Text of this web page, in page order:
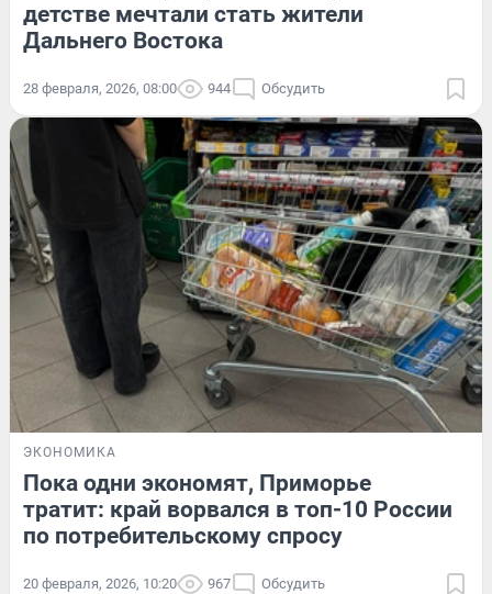
детстве мечтали стать жители
Дальнего Востока
28 февраля, 2026, 08:00 944 Обсудить
ЭКОНОМИКА
Пока одни экономят, Приморье
тратит: край ворвался в топ-10 России
по потребительскому спросу
20 февраля, 2026, 10:20 967 Обсудить